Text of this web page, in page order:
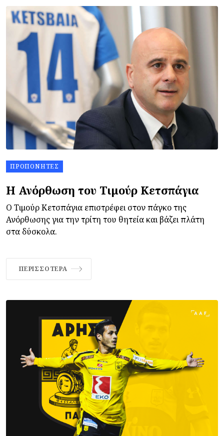
ΠΡΟΠΟΝΗΤΈΣ
Η Ανόρθωση του Τιμούρ Κετσπάγια
Ο Τιμούρ Κετσπάγια επιστρέφει στον πάγκο της
Ανόρθωσης για την τρίτη του θητεία και βάζει πλάτη
στα δύσκολα.
ΠΕΡΙΣΣΌΤΕΡΑ